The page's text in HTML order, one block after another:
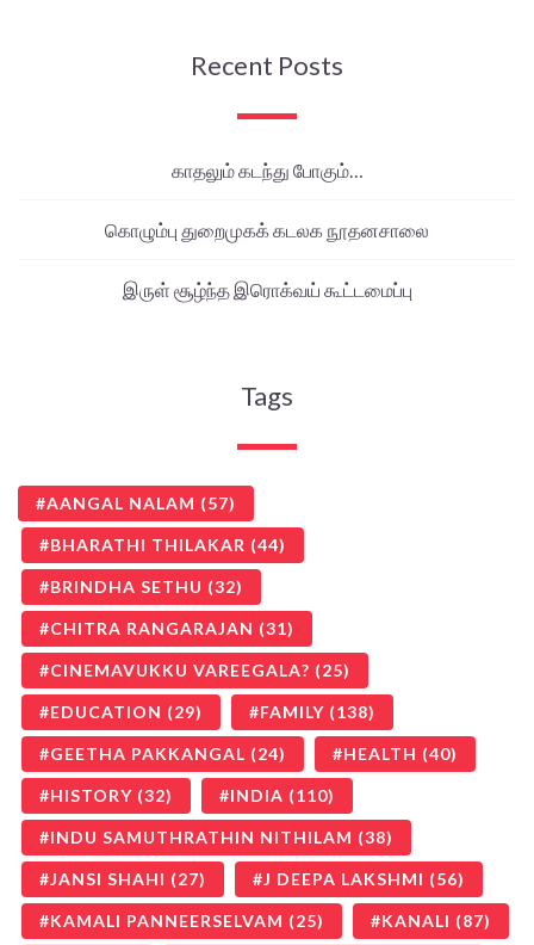
Recent Posts
காதலும் கடந்து போகும்…
கொழும்பு துறைமுகக் கடலக நூதனசாலை
இருள் சூழ்ந்த இரொக்வய் கூட்டமைப்பு
Tags
AANGAL NALAM (57)
BHARATHI THILAKAR (44)
BRINDHA SETHU (32)
CHITRA RANGARAJAN (31)
CINEMAVUKKU VAREEGALA? (25)
EDUCATION (29) FAMILY (138)
GEETHA PAKKANGAL (24) HEALTH (40)
HISTORY (32) INDIA (110)
INDU SAMUTHRATHIN NITHILAM (38)
JANSI SHAHI (27) J DEEPA LAKSHMI (56)
KAMALI PANNEERSELVAM (25) KANALI (87)